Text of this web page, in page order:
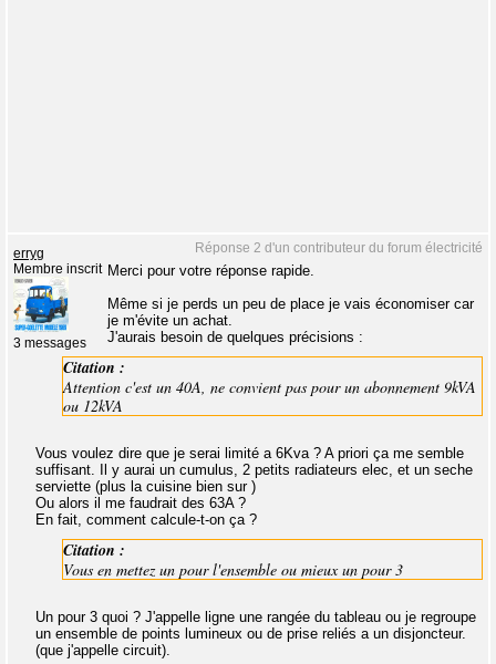
Réponse 2 d'un contributeur du forum électricité
erryg
Membre inscrit
3 messages
Merci pour votre réponse rapide.
Même si je perds un peu de place je vais économiser car
je m'évite un achat.
J'aurais besoin de quelques précisions :
Citation :
Attention c'est un 40A, ne convient pas pour un abonnement 9kVA
ou 12kVA
Vous voulez dire que je serai limité a 6Kva ? A priori ça me semble
suffisant. Il y aurai un cumulus, 2 petits radiateurs elec, et un seche
serviette (plus la cuisine bien sur )
Ou alors il me faudrait des 63A ?
En fait, comment calcule-t-on ça ?
Citation :
Vous en mettez un pour l'ensemble ou mieux un pour 3
Un pour 3 quoi ? J'appelle ligne une rangée du tableau ou je regroupe
un ensemble de points lumineux ou de prise reliés a un disjoncteur.
(que j'appelle circuit).